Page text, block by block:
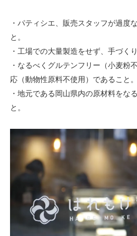
・パティシエ、販売スタッフが過度
と。
・工場での大量製造をせず、手づく
・なるべくグルテンフリー（小麦粉
応（動物性原料不使用）であること。
・地元である岡山県内の原材料をな
と。